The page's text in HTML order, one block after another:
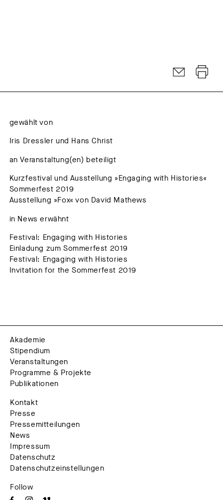
gewählt von
Iris Dressler und Hans Christ
an Veranstaltung(en) beteiligt
Kurzfestival und Ausstellung »Engaging with Histories«
Sommerfest 2019
Ausstellung »Fox« von David Mathews
in News erwähnt
Festival: Engaging with Histories
Einladung zum Sommerfest 2019
Festival: Engaging with Histories
Invitation for the Sommerfest 2019
Akademie
Stipendium
Veranstaltungen
Programme & Projekte
Publikationen
Kontakt
Presse
Pressemitteilungen
News
Impressum
Datenschutz
Datenschutzeinstellungen
Follow